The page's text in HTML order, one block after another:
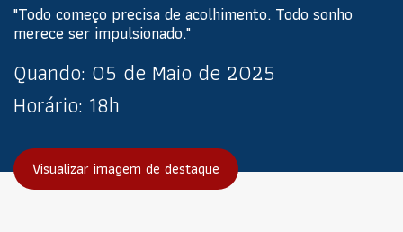
"Todo começo precisa de acolhimento. Todo sonho
merece ser impulsionado."
Quando: 05 de Maio de 2025
Horário: 18h
Visualizar imagem de destaque